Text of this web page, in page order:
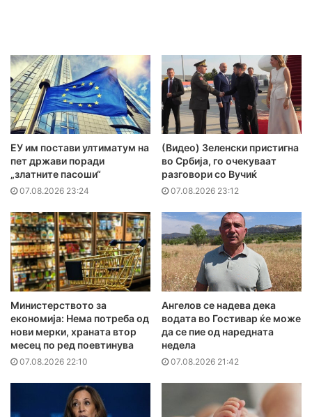
ЕУ им постави ултиматум на
пет држави поради
„златните пасоши“
07.08.2026 23:24
(Видео) Зеленски пристигна
во Србија, го очекуваат
разговори со Вучиќ
07.08.2026 23:12
Министерството за
економија: Нема потреба од
нови мерки, храната втор
месец по ред поевтинува
07.08.2026 22:10
Ангелов се надева дека
водата во Гостивар ќе може
да се пие од наредната
недела
07.08.2026 21:42